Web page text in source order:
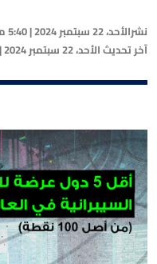
نشرالأحد، 22 سبتمبر 2024 | 5:40 مساءً
آخر تحديثالأحد، 22 سبتمبر 2024 | 5:46 مساءً